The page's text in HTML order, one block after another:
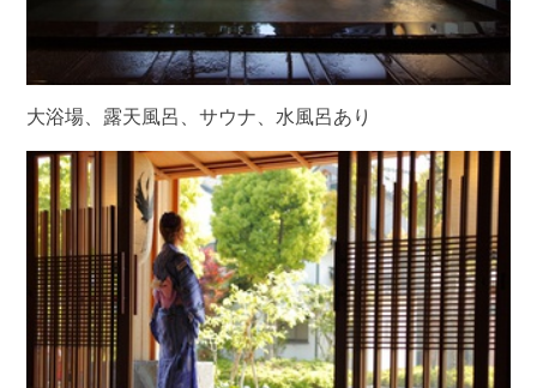
大浴場、露天風呂、サウナ、水風呂あり